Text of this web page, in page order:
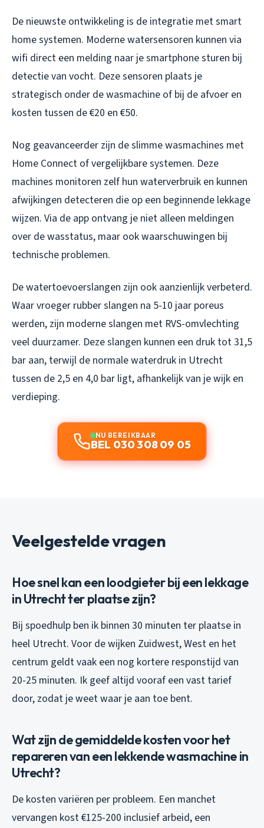
De nieuwste ontwikkeling is de integratie met smart
home systemen. Moderne watersensoren kunnen via
wifi direct een melding naar je smartphone sturen bij
detectie van vocht. Deze sensoren plaats je
strategisch onder de wasmachine of bij de afvoer en
kosten tussen de €20 en €50.
Nog geavanceerder zijn de slimme wasmachines met
Home Connect of vergelijkbare systemen. Deze
machines monitoren zelf hun waterverbruik en kunnen
afwijkingen detecteren die op een beginnende lekkage
wijzen. Via de app ontvang je niet alleen meldingen
over de wasstatus, maar ook waarschuwingen bij
technische problemen.
De watertoevoerslangen zijn ook aanzienlijk verbeterd.
Waar vroeger rubber slangen na 5-10 jaar poreus
werden, zijn moderne slangen met RVS-omvlechting
veel duurzamer. Deze slangen kunnen een druk tot 31,5
bar aan, terwijl de normale waterdruk in Utrecht
tussen de 2,5 en 4,0 bar ligt, afhankelijk van je wijk en
verdieping.
NU BEREIKBAAR
BEL 030 308 09 05
Veelgestelde vragen
Hoe snel kan een loodgieter bij een lekkage
in Utrecht ter plaatse zijn?
Bij spoedhulp ben ik binnen 30 minuten ter plaatse in
heel Utrecht. Voor de wijken Zuidwest, West en het
centrum geldt vaak een nog kortere responstijd van
20-25 minuten. Ik geef altijd vooraf een vast tarief
door, zodat je weet waar je aan toe bent.
Wat zijn de gemiddelde kosten voor het
repareren van een lekkende wasmachine in
Utrecht?
De kosten variëren per probleem. Een manchet
vervangen kost €125-200 inclusief arbeid, een